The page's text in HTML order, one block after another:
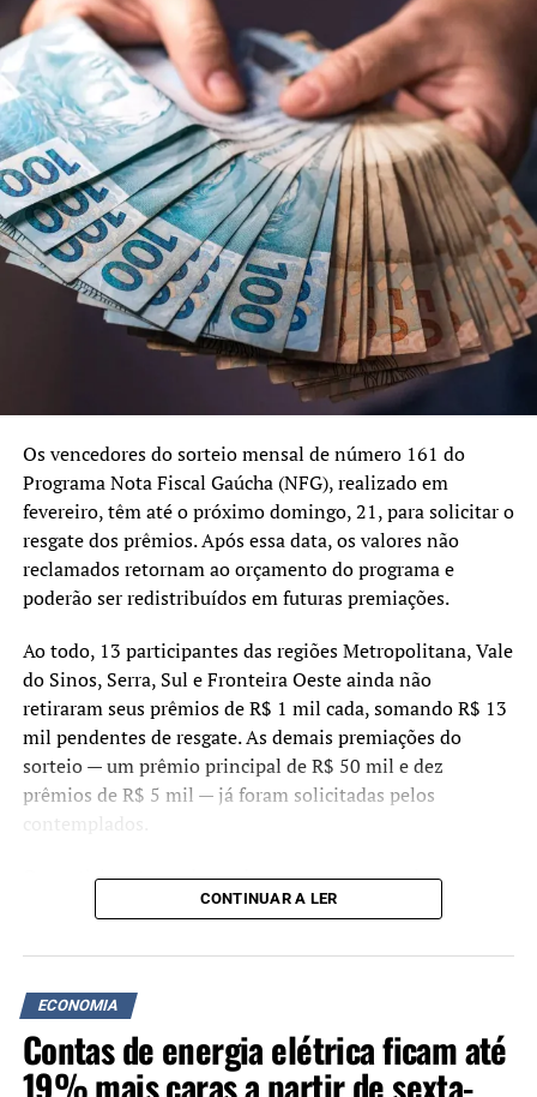
Os vencedores do sorteio mensal de número 161 do
Programa Nota Fiscal Gaúcha (NFG), realizado em
fevereiro, têm até o próximo domingo, 21, para solicitar o
resgate dos prêmios. Após essa data, os valores não
reclamados retornam ao orçamento do programa e
poderão ser redistribuídos em futuras premiações.
Ao todo, 13 participantes das regiões Metropolitana, Vale
do Sinos, Serra, Sul e Fronteira Oeste ainda não
retiraram seus prêmios de R$ 1 mil cada, somando R$ 13
mil pendentes de resgate. As demais premiações do
sorteio — um prêmio principal de R$ 50 mil e dez
prêmios de R$ 5 mil — já foram solicitadas pelos
contemplados.
Os participantes cadastrados no programa podem
verificar se possuem valores disponíveis acessando o site
conta gov.br, a consulta deve ser feita na aba “Meus
Prêmios”.
O pagamento pode ser solicitado para conta bancária do
Banrisul ou por meio de Pix, desde que a chave
CONTINUAR A LER
ECONOMIA
Contas de energia elétrica ficam até
19% mais caras a partir de sexta-